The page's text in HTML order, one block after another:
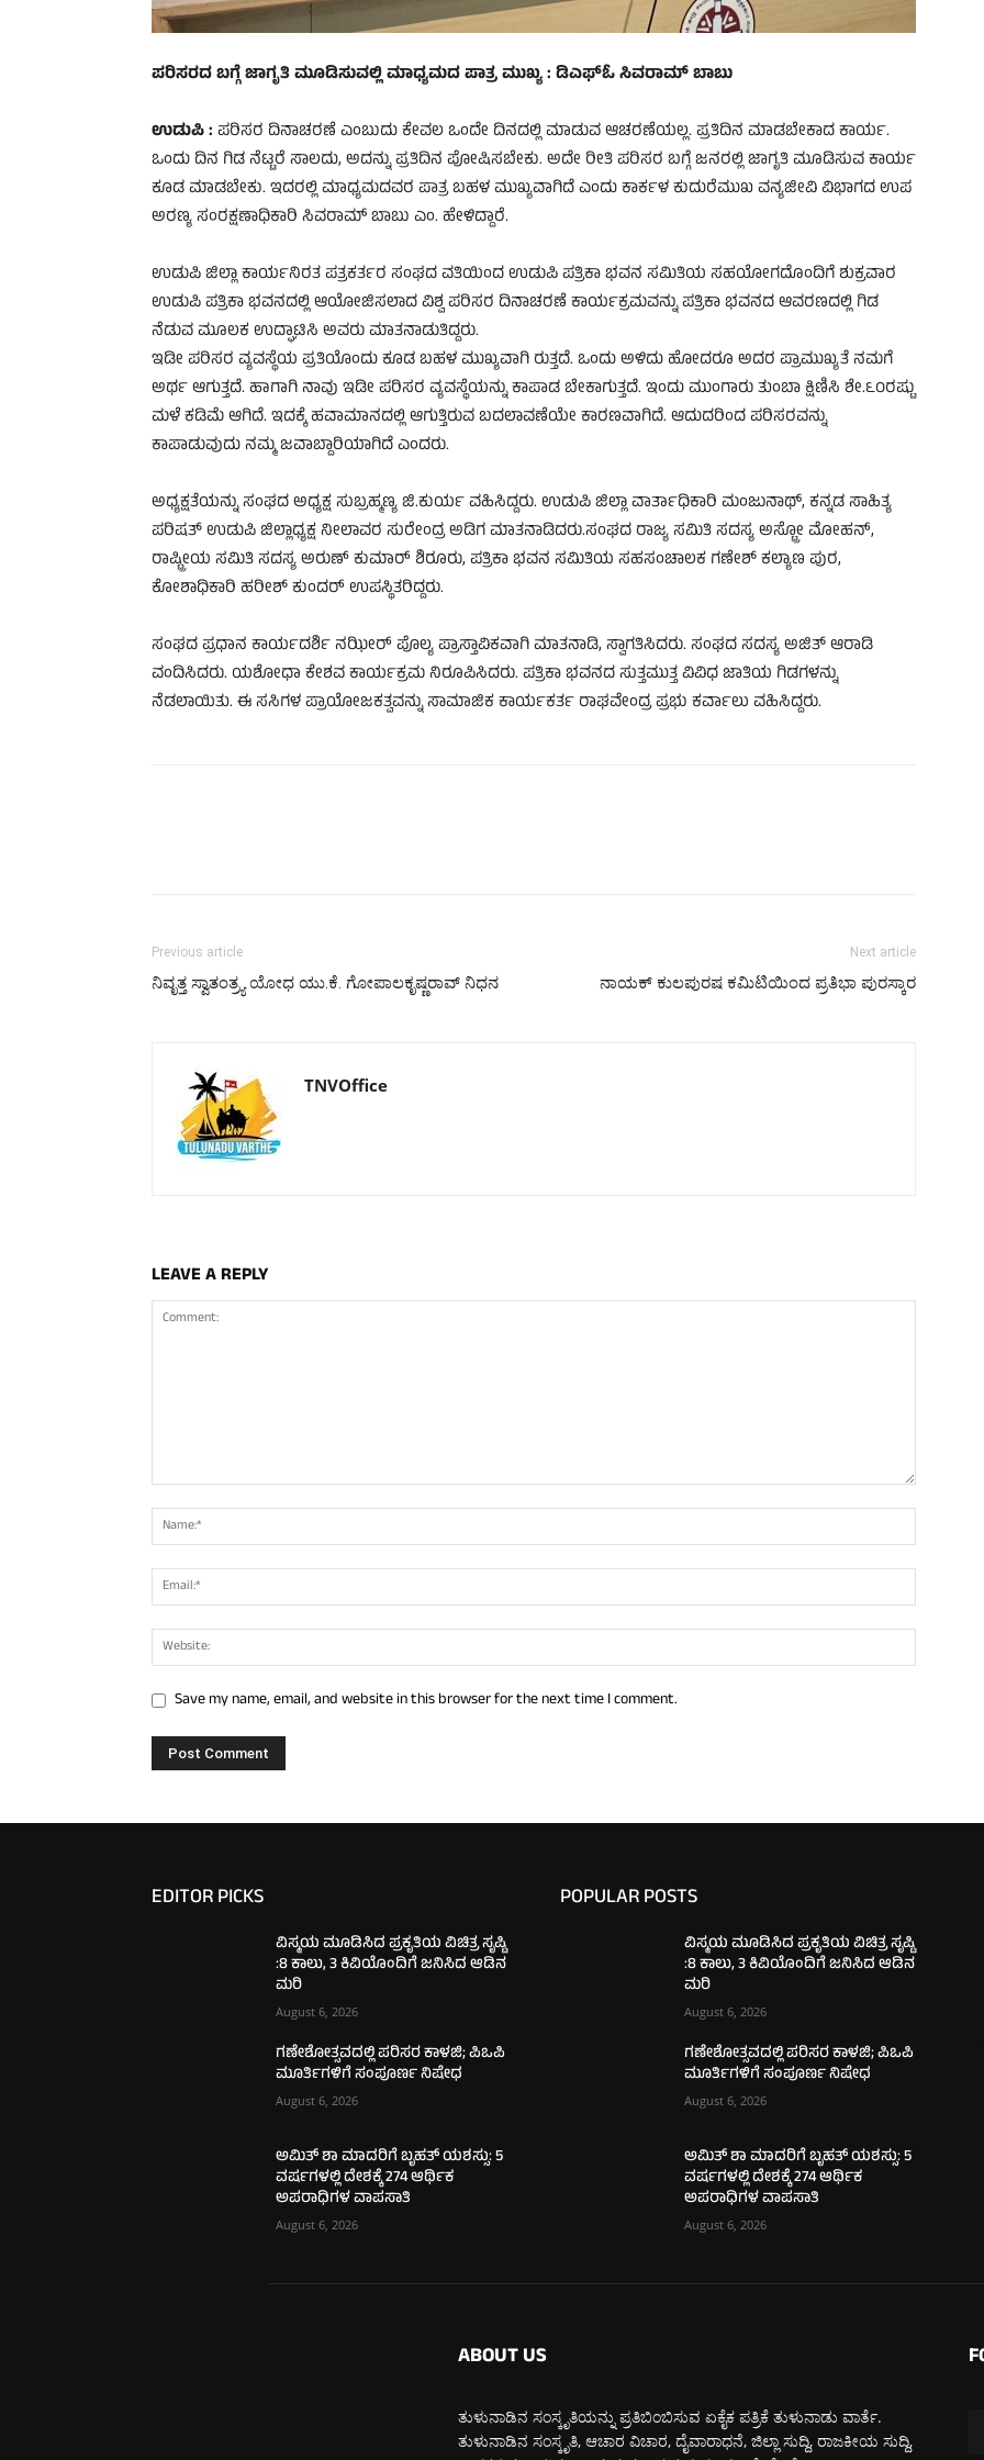
ಪರಿಸರದ ಬಗ್ಗೆ ಜಾಗೃತಿ ಮೂಡಿಸುವಲ್ಲಿ ಮಾಧ್ಯಮದ ಪಾತ್ರ ಮುಖ್ಯ : ಡಿಎಫ್‌ಓ ಸಿವರಾಮ್ ಬಾಬು
ಉಡುಪಿ : ಪರಿಸರ ದಿನಾಚರಣೆ ಎಂಬುದು ಕೇವಲ ಒಂದೇ ದಿನದಲ್ಲಿ ಮಾಡುವ ಆಚರಣೆಯಲ್ಲ. ಪ್ರತಿದಿನ ಮಾಡಬೇಕಾದ ಕಾರ್ಯ.
ಒಂದು ದಿನ ಗಿಡ ನೆಟ್ಟರೆ ಸಾಲದು, ಅದನ್ನು ಪ್ರತಿದಿನ ಪೋಷಿಸಬೇಕು. ಅದೇ ರೀತಿ ಪರಿಸರ ಬಗ್ಗೆ ಜನರಲ್ಲಿ ಜಾಗೃತಿ ಮೂಡಿಸುವ ಕಾರ್ಯ
ಕೂಡ ಮಾಡಬೇಕು. ಇದರಲ್ಲಿ ಮಾಧ್ಯಮದವರ ಪಾತ್ರ ಬಹಳ ಮುಖ್ಯವಾಗಿದೆ ಎಂದು ಕಾರ್ಕಳ ಕುದುರೆಮುಖ ವನ್ಯಜೀವಿ ವಿಭಾಗದ ಉಪ
ಅರಣ್ಯ ಸಂರಕ್ಷಣಾಧಿಕಾರಿ ಸಿವರಾಮ್ ಬಾಬು ಎಂ. ಹೇಳಿದ್ದಾರೆ.
ಉಡುಪಿ ಜಿಲ್ಲಾ ಕಾರ್ಯನಿರತ ಪತ್ರಕರ್ತರ ಸಂಘದ ವತಿಯಿಂದ ಉಡುಪಿ ಪತ್ರಿಕಾ ಭವನ ಸಮಿತಿಯ ಸಹಯೋಗದೊಂದಿಗೆ ಶುಕ್ರವಾರ
ಉಡುಪಿ ಪತ್ರಿಕಾ ಭವನದಲ್ಲಿ ಆಯೋಜಿಸಲಾದ ವಿಶ್ವ ಪರಿಸರ ದಿನಾಚರಣೆ ಕಾರ್ಯಕ್ರಮವನ್ನು ಪತ್ರಿಕಾ ಭವನದ ಆವರಣದಲ್ಲಿ ಗಿಡ
ನೆಡುವ ಮೂಲಕ ಉದ್ಘಾಟಿಸಿ ಅವರು ಮಾತನಾಡುತಿದ್ದರು.
ಇಡೀ ಪರಿಸರ ವ್ಯವಸ್ಥೆಯ ಪ್ರತಿಯೊಂದು ಕೂಡ ಬಹಳ ಮುಖ್ಯವಾಗಿ ರುತ್ತದೆ. ಒಂದು ಅಳಿದು ಹೋದರೂ ಅದರ ಪ್ರಾಮುಖ್ಯತೆ ನಮಗೆ
ಅರ್ಥ ಆಗುತ್ತದೆ. ಹಾಗಾಗಿ ನಾವು ಇಡೀ ಪರಿಸರ ವ್ಯವಸ್ಥೆಯನ್ನು ಕಾಪಾಡ ಬೇಕಾಗುತ್ತದೆ. ಇಂದು ಮುಂಗಾರು ತುಂಬಾ ಕ್ಷಿಣಿಸಿ ಶೇ.೬೦ರಷ್ಟು
ಮಳೆ ಕಡಿಮೆ ಆಗಿದೆ. ಇದಕ್ಕೆ ಹವಾಮಾನದಲ್ಲಿ ಆಗುತ್ತಿರುವ ಬದಲಾವಣೆಯೇ ಕಾರಣವಾಗಿದೆ. ಆದುದರಿಂದ ಪರಿಸರವನ್ನು
ಕಾಪಾಡುವುದು ನಮ್ಮ ಜವಾಬ್ದಾರಿಯಾಗಿದೆ ಎಂದರು.
ಅಧ್ಯಕ್ಷತೆಯನ್ನು ಸಂಘದ ಅಧ್ಯಕ್ಷ ಸುಬ್ರಹ್ಮಣ್ಯ ಜಿ.ಕುರ್ಯ ವಹಿಸಿದ್ದರು. ಉಡುಪಿ ಜಿಲ್ಲಾ ವಾರ್ತಾಧಿಕಾರಿ ಮಂಜುನಾಥ್, ಕನ್ನಡ ಸಾಹಿತ್ಯ
ಪರಿಷತ್ ಉಡುಪಿ ಜಿಲ್ಲಾಧ್ಯಕ್ಷ ನೀಲಾವರ ಸುರೇಂದ್ರ ಅಡಿಗ ಮಾತನಾಡಿದರು.ಸಂಘದ ರಾಜ್ಯ ಸಮಿತಿ ಸದಸ್ಯ ಅಸ್ಟ್ರೋ ಮೋಹನ್,
ರಾಷ್ಟ್ರೀಯ ಸಮಿತಿ ಸದಸ್ಯ ಅರುಣ್ ಕುಮಾರ್ ಶಿರೂರು, ಪತ್ರಿಕಾ ಭವನ ಸಮಿತಿಯ ಸಹಸಂಚಾಲಕ ಗಣೇಶ್ ಕಲ್ಯಾಣ ಪುರ,
ಕೋಶಾಧಿಕಾರಿ ಹರೀಶ್ ಕುಂದರ್ ಉಪಸ್ಥಿತರಿದ್ದರು.
ಸಂಘದ ಪ್ರಧಾನ ಕಾರ್ಯದರ್ಶಿ ನಝೀರ್ ಪೊಲ್ಯ ಪ್ರಾಸ್ತಾವಿಕವಾಗಿ ಮಾತನಾಡಿ, ಸ್ವಾಗತಿಸಿದರು. ಸಂಘದ ಸದಸ್ಯ ಅಜಿತ್ ಆರಾಡಿ
ವಂದಿಸಿದರು. ಯಶೋಧಾ ಕೇಶವ ಕಾರ್ಯಕ್ರಮ ನಿರೂಪಿಸಿದರು. ಪತ್ರಿಕಾ ಭವನದ ಸುತ್ತಮುತ್ತ ವಿವಿಧ ಜಾತಿಯ ಗಿಡಗಳನ್ನು
ನೆಡಲಾಯಿತು. ಈ ಸಸಿಗಳ ಪ್ರಾಯೋಜಕತ್ವವನ್ನು ಸಾಮಾಜಿಕ ಕಾರ್ಯಕರ್ತ ರಾಘವೇಂದ್ರ ಪ್ರಭು ಕರ್ವಾಲು ವಹಿಸಿದ್ದರು.
Previous article
ನಿವೃತ್ತ ಸ್ವಾತಂತ್ರ್ಯ ಯೋಧ ಯು.ಕೆ. ಗೋಪಾಲಕೃಷ್ಣರಾವ್‌ ನಿಧನ
Next article
ನಾಯಕ್ ಕುಲಪುರಷ ಕಮಿಟಿಯಿಂದ ಪ್ರತಿಭಾ ಪುರಸ್ಕಾರ
TNVOffice
LEAVE A REPLY
Save my name, email, and website in this browser for the next time I comment.
EDITOR PICKS
ವಿಸ್ಮಯ ಮೂಡಿಸಿದ ಪ್ರಕೃತಿಯ ವಿಚಿತ್ರ ಸೃಷ್ಟಿ
:8 ಕಾಲು, 3 ಕಿವಿಯೊಂದಿಗೆ ಜನಿಸಿದ ಆಡಿನ
ಮರಿ
August 6, 2026
ಗಣೇಶೋತ್ಸವದಲ್ಲಿ ಪರಿಸರ ಕಾಳಜಿ; ಪಿಒಪಿ
ಮೂರ್ತಿಗಳಿಗೆ ಸಂಪೂರ್ಣ ನಿಷೇಧ
August 6, 2026
ಅಮಿತ್ ಶಾ ಮಾದರಿಗೆ ಬೃಹತ್ ಯಶಸ್ಸು: 5
ವರ್ಷಗಳಲ್ಲಿ ದೇಶಕ್ಕೆ 274 ಆರ್ಥಿಕ
ಅಪರಾಧಿಗಳ ವಾಪಸಾತಿ
August 6, 2026
POPULAR POSTS
ವಿಸ್ಮಯ ಮೂಡಿಸಿದ ಪ್ರಕೃತಿಯ ವಿಚಿತ್ರ ಸೃಷ್ಟಿ
:8 ಕಾಲು, 3 ಕಿವಿಯೊಂದಿಗೆ ಜನಿಸಿದ ಆಡಿನ
ಮರಿ
August 6, 2026
ಗಣೇಶೋತ್ಸವದಲ್ಲಿ ಪರಿಸರ ಕಾಳಜಿ; ಪಿಒಪಿ
ಮೂರ್ತಿಗಳಿಗೆ ಸಂಪೂರ್ಣ ನಿಷೇಧ
August 6, 2026
ಅಮಿತ್ ಶಾ ಮಾದರಿಗೆ ಬೃಹತ್ ಯಶಸ್ಸು: 5
ವರ್ಷಗಳಲ್ಲಿ ದೇಶಕ್ಕೆ 274 ಆರ್ಥಿಕ
ಅಪರಾಧಿಗಳ ವಾಪಸಾತಿ
August 6, 2026
ABOUT US
ತುಳುನಾಡಿನ ಸಂಸ್ಕೃತಿಯನ್ನು ಪ್ರತಿಬಿಂಬಿಸುವ ಏಕೈಕ ಪತ್ರಿಕೆ ತುಳುನಾಡು ವಾರ್ತೆ.
ತುಳುನಾಡಿನ ಸಂಸ್ಕೃತಿ, ಆಚಾರ ವಿಚಾರ, ದೈವಾರಾಧನೆ, ಜಿಲ್ಲಾ ಸುದ್ದಿ, ರಾಜಕೀಯ ಸುದ್ದಿ,